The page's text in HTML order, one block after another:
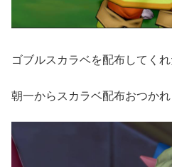
ゴブルスカラベを配布してく
朝一からスカラベ配布おつかれ